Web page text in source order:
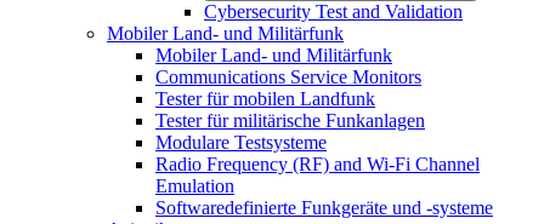
Cybersecurity Test and Validation
Mobiler Land- und Militärfunk
Mobiler Land- und Militärfunk
Communications Service Monitors
Tester für mobilen Landfunk
Tester für militärische Funkanlagen
Modulare Testsysteme
Radio Frequency (RF) and Wi-Fi Channel
Emulation
Softwaredefinierte Funkgeräte und -systeme